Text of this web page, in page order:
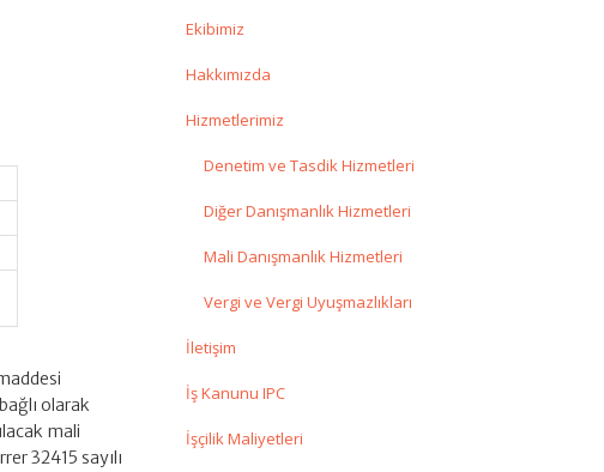
olarak
mali
32415 sayılı
Ekibimiz
Hakkımızda
Hizmetlerimiz
Denetim ve Tasdik Hizmetleri
Diğer Danışmanlık Hizmetleri
Mali Danışmanlık Hizmetleri
Vergi ve Vergi Uyuşmazlıkları
İletişim
İş Kanunu IPC
İşçilik Maliyetleri